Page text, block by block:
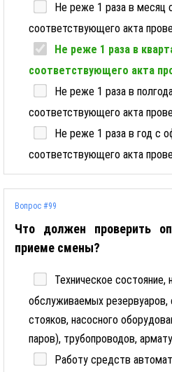
Не реже 1 раза в месяц
соответствующего акта
Не реже 1 раза в
соответствующего акта
Не реже 1 раза в
соответствующего акта
Не реже 1 раза в год с
соответствующего акта
Вопрос #99
Что должен проверить
приеме смены?
Техническое состояние,
обслуживаемых резервуаров,
стояков, насосного
паров), трубопроводов,
Работу средств